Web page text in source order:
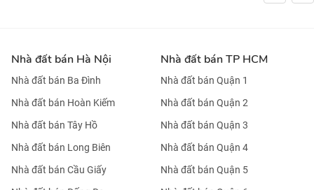
Nhà đất bán Hà Nội
Nhà đất bán Ba Đình
Nhà đất bán Hoàn Kiếm
Nhà đất bán Tây Hồ
Nhà đất bán Long Biên
Nhà đất bán Cầu Giấy
Nhà đất bán TP HCM
Nhà đất bán Quận 1
Nhà đất bán Quận 2
Nhà đất bán Quận 3
Nhà đất bán Quận 4
Nhà đất bán Quận 5